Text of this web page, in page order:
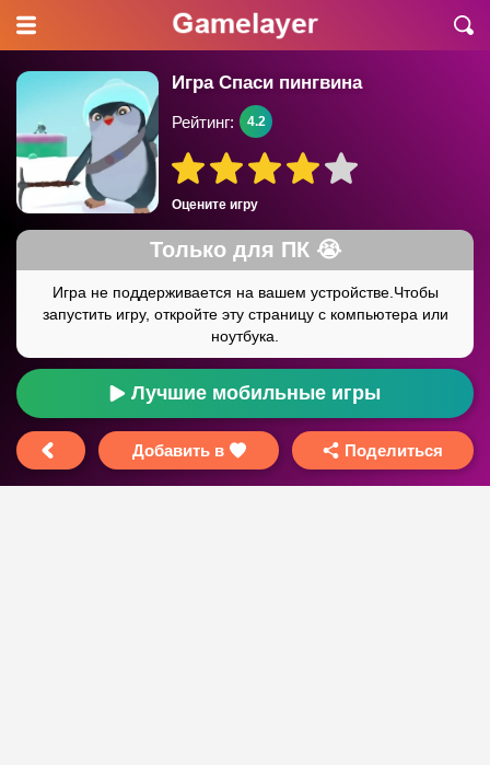
Игра Спаси пингвина
Оцените игру
Рейтинг: 4.2
Лучшие мобильные игры
Добавить в Поделиться